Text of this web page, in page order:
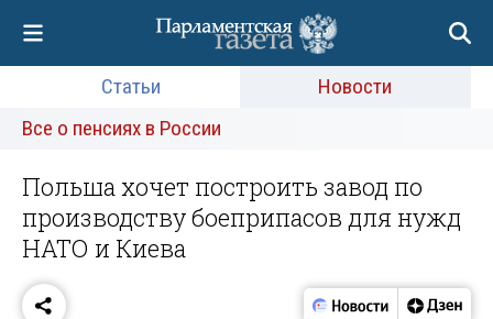
Статьи
Новости
Все о пенсиях в России
Польша хочет построить завод по
производству боеприпасов для нужд
НАТО и Киева